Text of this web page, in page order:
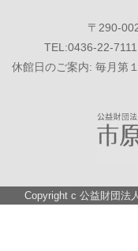
〒290-
TEL:0436-22-
休館日のご案内: 毎月第
Copyright c 公益財団法